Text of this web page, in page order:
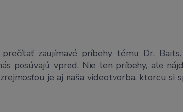
zaujímavé príbehy tému Dr. Baits.
posúvajú vpred. Nie len príbehy, ale
je aj naša videotvorba, ktorou si